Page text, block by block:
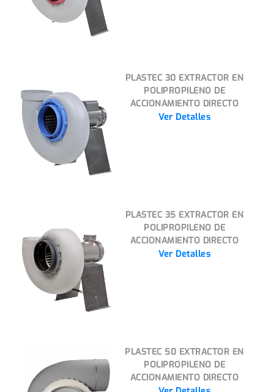
PLASTEC 30 EXTRACTOR EN
POLIPROPILENO DE
ACCIONAMIENTO DIRECTO
Ver Detalles
PLASTEC 35 EXTRACTOR EN
POLIPROPILENO DE
ACCIONAMIENTO DIRECTO
Ver Detalles
PLASTEC 50 EXTRACTOR EN
POLIPROPILENO DE
ACCIONAMIENTO DIRECTO